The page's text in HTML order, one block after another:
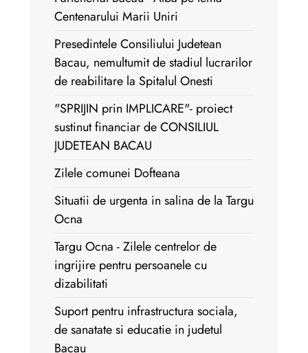
Centenarului Marii Uniri
Presedintele Consiliului Judetean
Bacau, nemultumit de stadiul lucrarilor
de reabilitare la Spitalul Onesti
"SPRIJIN prin IMPLICARE"- proiect
sustinut financiar de CONSILIUL
JUDETEAN BACAU
Zilele comunei Dofteana
Situatii de urgenta in salina de la Targu
Ocna
Targu Ocna - Zilele centrelor de
ingrijire pentru persoanele cu
dizabilitati
Suport pentru infrastructura sociala,
de sanatate si educatie in judetul
Bacau